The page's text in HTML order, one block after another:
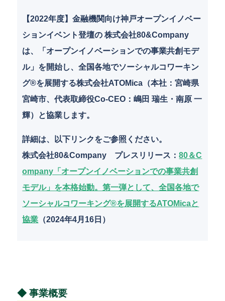
c
e
b
o
o
k
e
k
e
dI
n
ai
【2022年度】金融機関向け神戸オープンイノベー
ションイベント登壇の 株式会社80&Company
は、「オープンイノベーションでの事業共創モデ
ル」を開始し、全国各地でソーシャルコワーキン
グ®を展開する株式会社ATOMica（本社：宮崎県
宮崎市、代表取締役Co-CEO：嶋田 瑞生・南原 一
輝）と協業します。
詳細は、以下リンクをご参照ください。
株式会社80&Company プレスリリース ：80＆C
ompany「オープンイノベーションでの事業共創
モデル」を本格始動。第一弾として、全国各地で
ソーシャルコワーキング®を展開するATOMicaと
協業 （2024年4月16日）
◆ 事業概要